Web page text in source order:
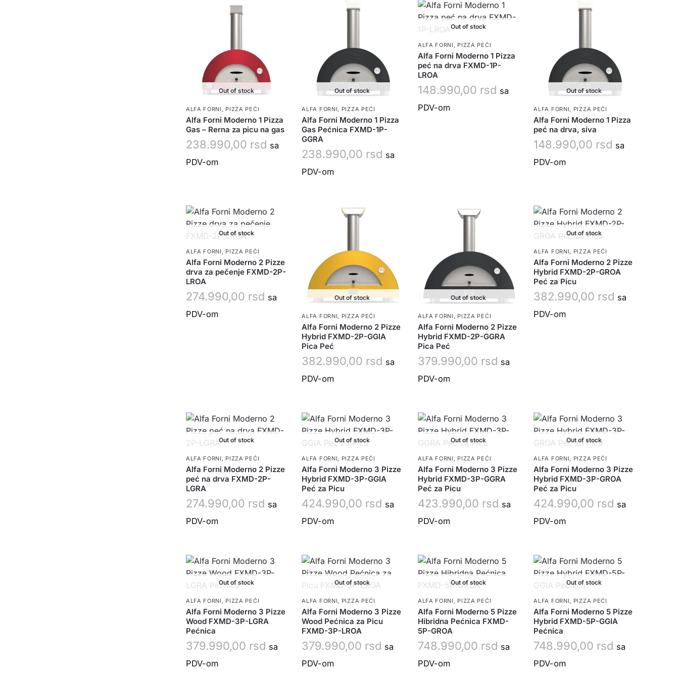
Out of stock
ALFA FORNI , PIZZA PEĆI
Alfa Forni Moderno 1 Pizza
Gas – Rerna za picu na gas
238.990,00 rsd sa
PDV-om
Out of stock
ALFA FORNI, PIZZA PEĆI
Alfa Forni Moderno 1 Pizza
Gas Pećnica FXMD-1P-
GGRA
238.990,00 rsd sa
PDV-om
Out of stock
ALFA FORNI PIZZA PEĆI
Alfa Forni Moderno 1 Pizza
peć na drva FXMD-1P-
LROA
148.990,00 rsd sa
PDV-om
Out of stock
ALFA FORNI, PIZZA PEĆI
Alfa Forni Moderno 1 Pizza
peć na drva, siva
148.990,00 rsd sa
PDV-om
Out of stock
ALFA FORNI , PIZZA PEĆI
Alfa Forni Moderno 2 Pizze
drva za pečenje FXMD-2P-
LROA
274.990,00 rsd sa
PDV-om
Out of stock
ALFA FORNI PIZZA PEĆI
Alfa Forni Moderno 2 Pizze
Hybrid FXMD-2P-GGIA
Pica Peć
382.990,00 rsd sa
PDV-om
Out of stock
ALFA FORNI PIZZA PEĆI
Alfa Forni Moderno 2 Pizze
Hybrid FXMD-2P-GGRA
Pica Peć
379.990,00 rsd sa
PDV-om
Out of stock
ALFA FORNI, PIZZA PEĆI
Alfa Forni Moderno 2 Pizze
Hybrid FXMD-2P-GROA
Peć za Picu
382.990,00 rsd sa
PDV-om
Out of stock
ALFA FORNI PIZZA PEĆI
Alfa Forni Moderno 2 Pizze
peć na drva FXMD-2P-
LGRA
274.990,00 rsd sa
PDV-om
Out of stock
ALFA FORNI PIZZA PEĆI
Alfa Forni Moderno 3 Pizze
Hybrid FXMD-3P-GGIA
Peć za Picu
424.990,00 rsd sa
PDV-om
Out of stock
ALFA FORNI PIZZA PEĆI
Alfa Forni Moderno 3 Pizze
Hybrid FXMD-3P-GGRA
Peć za Picu
423.990,00 rsd sa
PDV-om
Out of stock
ALFA FORNI PIZZA PEĆI
Alfa Forni Moderno 3 Pizze
Hybrid FXMD-3P-GROA
Peć za Picu
424.990,00 rsd sa
PDV-om
Out of stock
ALFA FORNI PIZZA PEĆI
Alfa Forni Moderno 3 Pizze
Wood FXMD-3P-LGRA
Pećnica
379.990,00 rsd sa
PDV-om
Out of stock
ALFA FORNI PIZZA PEĆI
Alfa Forni Moderno 3 Pizze
Wood Pećnica za Picu
FXMD-3P-LROA
379.990,00 rsd sa
PDV-om
Out of stock
ALFA FORNI PIZZA PEĆI
Alfa Forni Moderno 5 Pizze
Hibridna Pećnica FXMD-
5P-GROA
748.990,00 rsd sa
PDV-om
Out of stock
ALFA FORNI PIZZA PEĆI
Alfa Forni Moderno 5 Pizze
Hybrid FXMD-5P-GGIA
Pećnica
748.990,00 rsd sa
PDV-om